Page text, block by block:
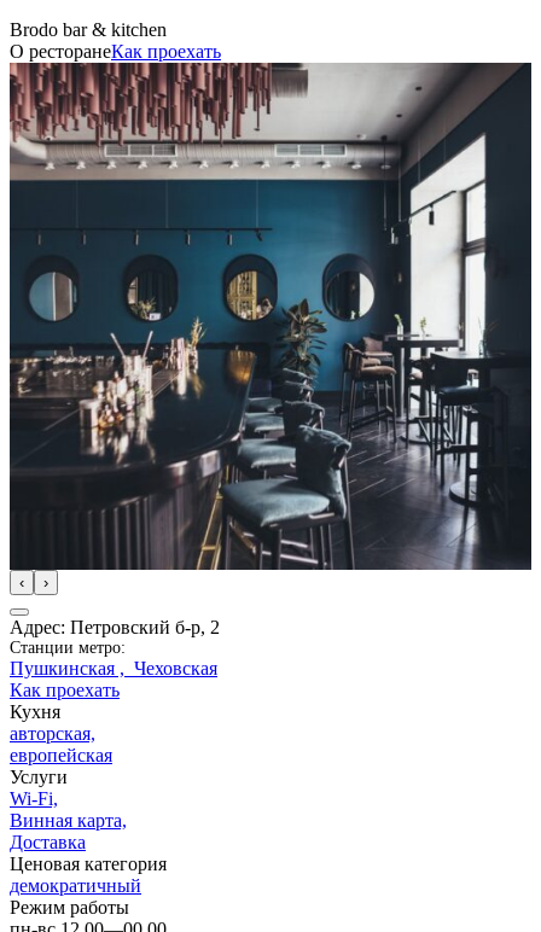
Brodo bar & kitchen
О ресторанеКак проехать
‹ ›
Адрес: Петровский б-р, 2
Станции метро:
Пушкинская , Чеховская
Как проехать
Кухня
авторская,
европейская
Услуги
Wi-Fi,
Винная карта,
Доставка
Ценовая категория
демократичный
Режим работы